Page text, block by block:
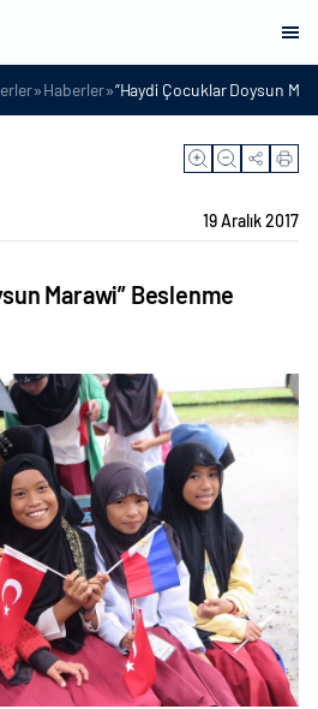
»Haberler»“Haydi Çocuklar Doysun
19 Aralık 2017
Marawi” Beslenme